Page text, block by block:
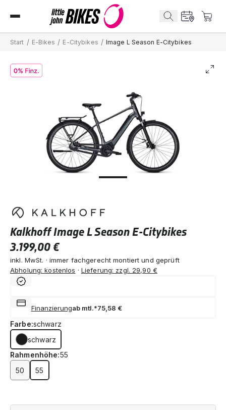
Start / E-Bikes / E-Citybikes / Image L Season E-Citybikes
Kalkhoff Image L Season E-Citybikes
3.199,00 €
inkl. MwSt. · immer fachgerecht montiert und geprüft
Abholung: kostenlos · Lieferung: zzgl. 29,90 €
Finanzierungab mtl.*75,58 €
Farbe:schwarz
schwarz
Rahmenhöhe:55
50
55